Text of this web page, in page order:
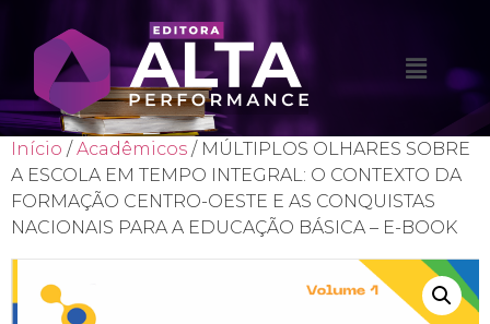
Início /Acadêmicos / MÚLTIPLOS OLHARES SOBRE
A ESCOLA EM TEMPO INTEGRAL: O CONTEXTO DA
FORMAÇÃO CENTRO-OESTE E AS CONQUISTAS
NACIONAIS PARA A EDUCAÇÃO BÁSICA – E-BOOK